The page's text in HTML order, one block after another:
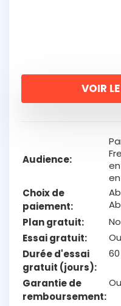
VOIR
Audience
Choix de
paiement
Plan gratuit
Essai gratuit
Durée d'essai
gratuit (jours)
60
Garantie de
remboursement